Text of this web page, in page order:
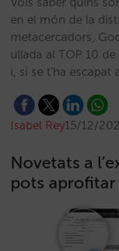
en el món de la
metacercadors,
ullada al TOP 10
i, si se t'ha escapat
Isabel Rey15/12/
Novetats a
pots aprofitar